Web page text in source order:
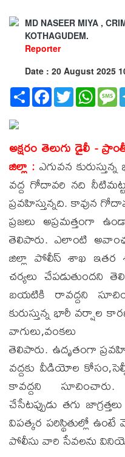
MD NASEER MIYA ,
KOTHAGUDEM.
Reporter
Date : 20 August 2025
Share Facebook
Twitter
అక్షరం తెలుగు డైలీ -
జిల్లా : ఎగువన
వద్ద గోదావరి నది
ప్రవహిస్తున్నది. కావున
ప్రజలు అప్రమత్తంగా
తెలిపారు. ఎలాంటి
జిల్లా పోలీస్ శాఖ ఇతర
చర్యలు చేపడుతుందని
బయటికి రావద్దని
కురుస్తున్న భారీ
తెలిపారు. ఉదృతంగా
వద్దకు వీడియోల
కావద్దని
చేసేటప్పుడు తగు
విపత్కర పరిస్థితుల్లో
పోలీసు వారి సేవలను